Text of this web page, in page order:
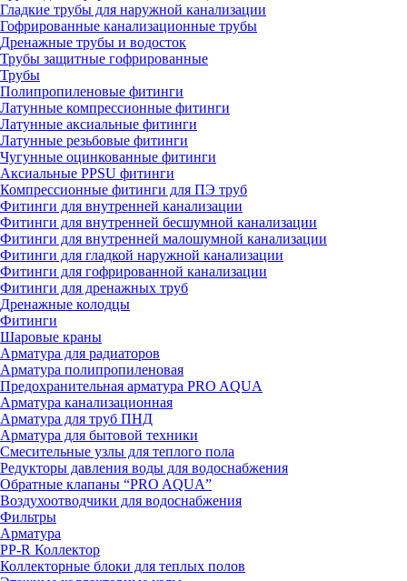
Гладкие трубы для наружной канализации
Гофрированные канализационные трубы
Дренажные трубы и водосток
Трубы защитные гофрированные
Трубы
Полипропиленовые фитинги
Латунные компрессионные фитинги
Латунные аксиальные фитинги
Латунные резьбовые фитинги
Чугунные оцинкованные фитинги
Аксиальные PPSU фитинги
Компрессионные фитинги для ПЭ труб
Фитинги для внутренней канализации
Фитинги для внутренней бесшумной канализации
Фитинги для внутренней малошумной канализации
Фитинги для гладкой наружной канализации
Фитинги для гофрированной канализации
Фитинги для дренажных труб
Дренажные колодцы
Фитинги
Шаровые краны
Арматура для радиаторов
Арматура полипропиленовая
Предохранительная арматура PRO AQUA
Арматура канализационная
Арматура для труб ПНД
Арматура для бытовой техники
Смесительные узлы для теплого пола
Редукторы давления воды для водоснабжения
Обратные клапаны “PRO AQUA”
Воздухоотводчики для водоснабжения
Фильтры
Арматура
PP-R Коллектор
Коллекторные блоки для теплых полов